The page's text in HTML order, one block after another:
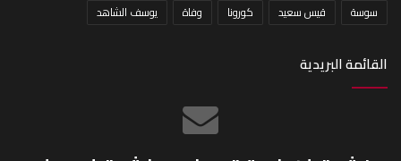
سوسة
قيس سعيد كورونا وفاة يوسف الشاهد
القائمة البريدية